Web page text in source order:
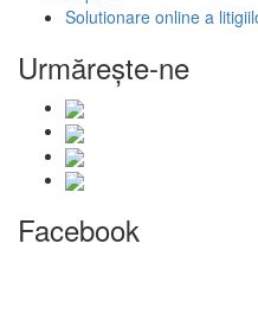
Solutionare online a
Urmăreşte-ne
Facebook